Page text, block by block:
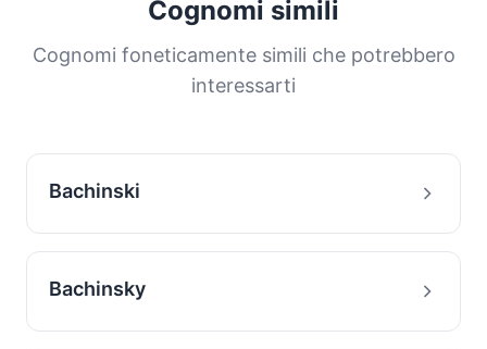
distribuzione ci aiuta a comprendere le origini
e la storia migratoria delle famiglie con questo
Cognomi simili
Cognomi foneticamente simili che potrebbero
interessarti
Bachinski
Bachinsky